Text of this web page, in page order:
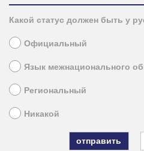
Какой статус должен быть у
Официальный
Язык межнационального
Региональный
Никакой